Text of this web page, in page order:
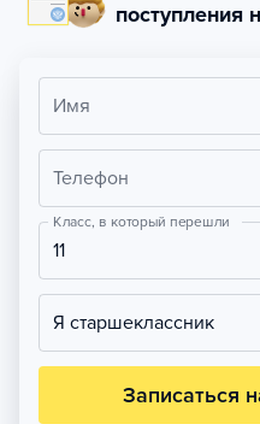
поступления
Имя
Телефон
Класс, в который перешли
11
Я старшеклассник
Записаться